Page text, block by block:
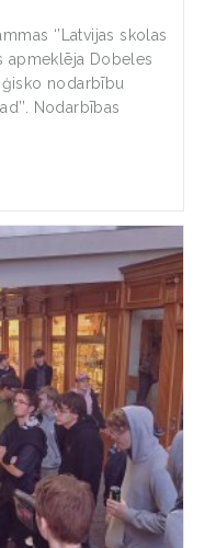
‘’Latvijas skolas
apmeklēja Dobeles
nodarbību
Nodarbības